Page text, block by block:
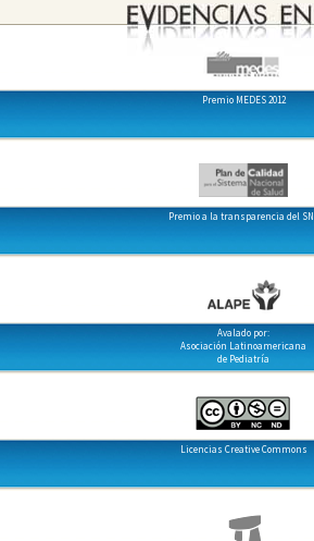
Premio MEDES 2012
Premio a la transparencia del
Avalado por:
Asociación Latinoamericana
de Pediatría
Licencias Creative Commons